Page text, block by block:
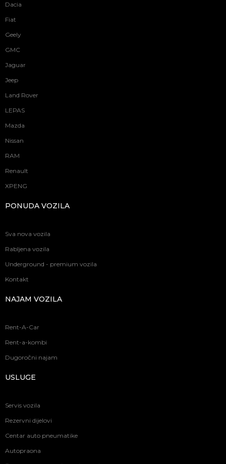
Dacia
Fiat
Geely
GMC
Jaguar
Jeep
Land Rover
LEPAS
Mazda
Nissan
RAM
Renault
XPENG
PONUDA VOZILA
Sva nova vozila
Rabljena vozila
Underground - premium vozila
Kontakt
NAJAM VOZILA
Rent-A-Car
Rent-a-kombi
Dugoročni najam
USLUGE
Servis vozila
Rezervni dijelovi
Centar auto pneumatike
Autopraona